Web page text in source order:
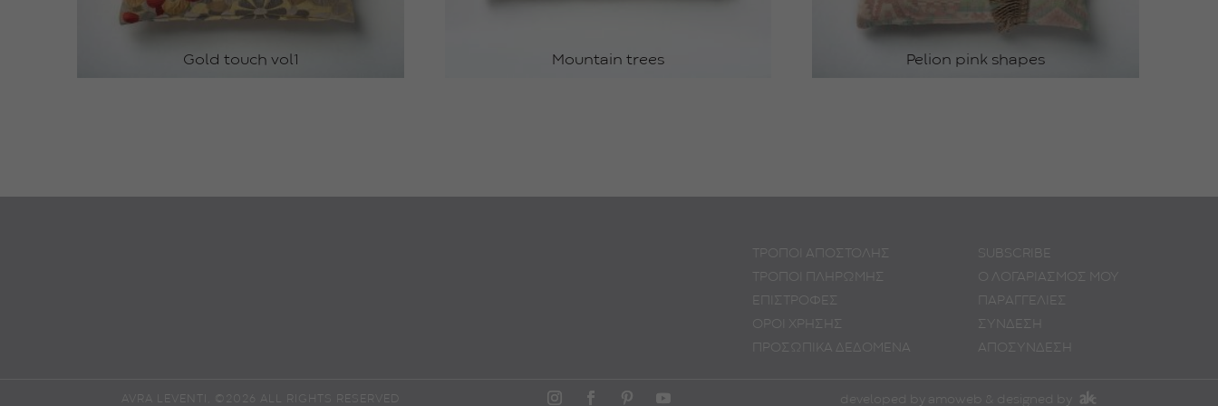
Gold touch vol1 Mountain trees Pelion pink shapes
ΤΡΟΠΟΙ ΑΠΟΣΤΟΛΗΣ
ΤΡΟΠΟΙ ΠΛΗΡΩΜΗΣ
ΕΠΙΣΤΡΟΦΕΣ
ΟΡΟΙ ΧΡΗΣΗΣ
ΠΡΟΣΩΠΙΚA ΔΕΔΟΜΕΝA
SUBSCRIBE
Ο ΛΟΓΑΡΙΑΣΜΟΣ ΜΟΥ
ΠΑΡΑΓΓΕΛΙΕΣ
ΣΥΝΔΕΣΗ
ΑΠΟΣΥΝΔΕΣΗ
AVRA LEVENTI, ©2026 ALL RIGHTS RESERVED developed by amoweb & designed by